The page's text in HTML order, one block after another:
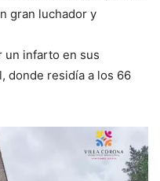
gran luchador y
un infarto en sus
donde residía a los 66